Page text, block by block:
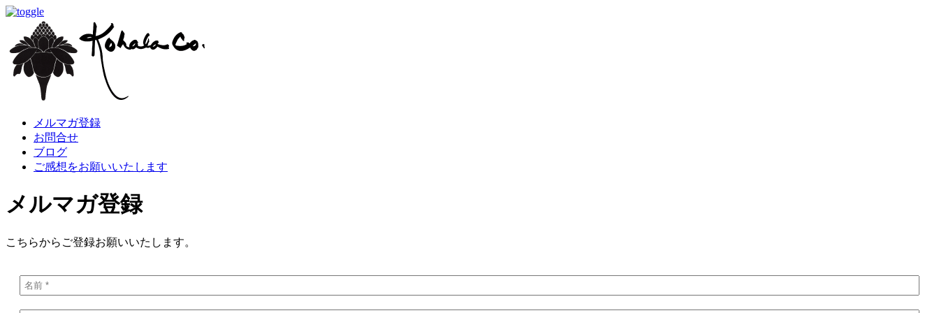
メルマガ登録
お問合せ
ブログ
ご感想をお願いいたします
メルマガ登録
こちらからご登録お願いいたします。